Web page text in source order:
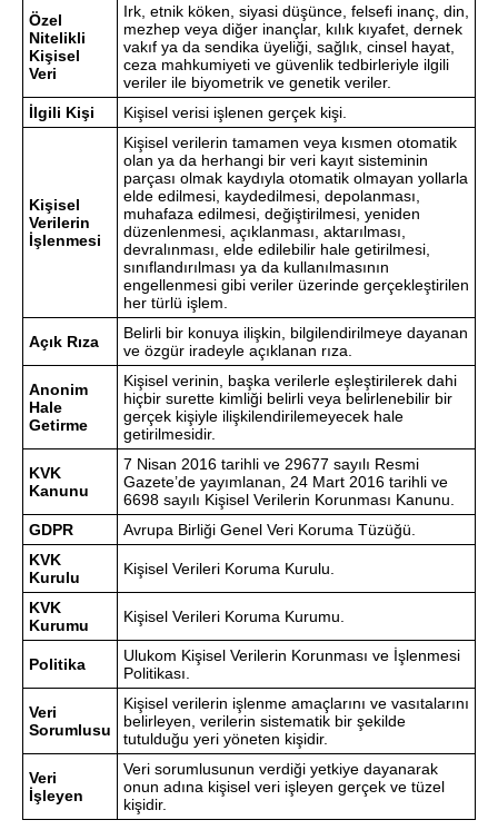
Özel
Nitelikli
Kişisel
Veri
Irk, etnik köken, siyasi düşünce, felsefi inanç, din,
mezhep veya diğer inançlar, kılık kıyafet, dernek
vakıf ya da sendika üyeliği, sağlık, cinsel hayat,
ceza mahkumiyeti ve güvenlik tedbirleriyle ilgili
veriler ile biyometrik ve genetik veriler.
İlgili Kişi
Kişisel verisi işlenen gerçek kişi.
Kişisel
Verilerin
İşlenmesi
Kişisel verilerin tamamen veya kısmen otomatik
olan ya da herhangi bir veri kayıt sisteminin
parçası olmak kaydıyla otomatik olmayan yollarla
elde edilmesi, kaydedilmesi, depolanması,
muhafaza edilmesi, değiştirilmesi, yeniden
düzenlenmesi, açıklanması, aktarılması,
devralınması, elde edilebilir hale getirilmesi,
sınıflandırılması ya da kullanılmasının
engellenmesi gibi veriler üzerinde gerçekleştirilen
her türlü işlem.
Açık Rıza
Belirli bir konuya ilişkin, bilgilendirilmeye dayanan
ve özgür iradeyle açıklanan rıza.
Anonim
Hale
Getirme
Kişisel verinin, başka verilerle eşleştirilerek dahi
hiçbir surette kimliği belirli veya belirlenebilir bir
gerçek kişiyle ilişkilendirilemeyecek hale
getirilmesidir.
KVK
Kanunu
7 Nisan 2016 tarihli ve 29677 sayılı Resmi
Gazete’de yayımlanan, 24 Mart 2016 tarihli ve
6698 sayılı Kişisel Verilerin Korunması Kanunu.
GDPR
Avrupa Birliği Genel Veri Koruma Tüzüğü.
KVK
Kurulu
Kişisel Verileri Koruma Kurulu.
KVK
Kurumu
Kişisel Verileri Koruma Kurumu.
Politika
Ulukom Kişisel Verilerin Korunması ve İşlenmesi
Politikası.
Veri
Sorumlusu
Kişisel verilerin işlenme amaçlarını ve vasıtalarını
belirleyen, verilerin sistematik bir şekilde
tutulduğu yeri yöneten kişidir.
Veri
İşleyen
Veri sorumlusunun verdiği yetkiye dayanarak
onun adına kişisel veri işleyen gerçek ve tüzel
kişidir.